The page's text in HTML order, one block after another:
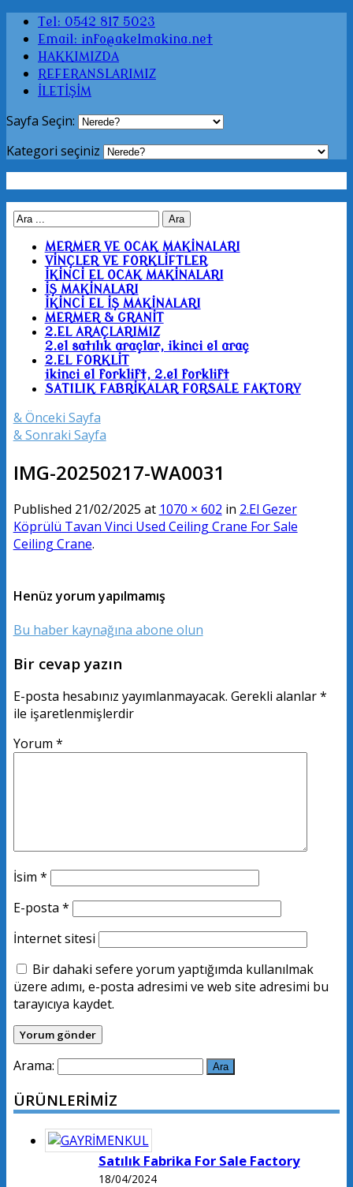
Tel: 0542 817 5023
Email: info@akelmakina.net
HAKKIMIZDA
REFERANSLARIMIZ
İLETİŞİM
Sayfa Seçin:
Kategori seçiniz
MERMER VE OCAK MAKİNALARI
VİNÇLER VE FORKLİFTLER
İKİNCİ EL OCAK MAKİNALARI
İŞ MAKİNALARI
İKİNCİ EL İŞ MAKİNALARI
MERMER & GRANİT
2.EL ARAÇLARIMIZ
2.el satılık araçlar, ikinci el araç
2.EL FORKLİT
ikinci el forklift, 2.el forklift
SATILIK FABRİKALAR FORSALE FAKTORY
& Önceki Sayfa
& Sonraki Sayfa
IMG-20250217-WA0031
Published 21/02/2025 at 1070 × 602 in 2.El Gezer
Köprülü Tavan Vinci Used Ceiling Crane For Sale
Ceiling Crane.
Henüz yorum yapılmamış
Bu haber kaynağına abone olun
Bir cevap yazın
E-posta hesabınız yayımlanmayacak. Gerekli alanlar*
ile işaretlenmişlerdir
Yorum *
İsim *
E-posta *
İnternet sitesi
Bir dahaki sefere yorum yaptığımda kullanılmak
üzere adımı, e-posta adresimi ve web site adresimi bu
tarayıcıya kaydet.
Arama:
ÜRÜNLERİMİZ
Satılık Fabrika For Sale Factory
18/04/2024